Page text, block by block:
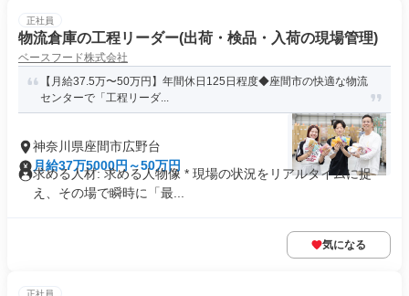
正社員
物流倉庫の工程リーダー(出荷・検品・入荷の現場管理)
ベースフード株式会社
【月給37.5万〜50万円】年間休日125日程度◆座間市の快適な物流
センターで「工程リーダ...
神奈川県座間市広野台
月給37万5000円～50万円
求める人材: 求める人物像 * 現場の状況をリアルタイムに捉
え、その場で瞬時に「最...
気になる
正社員